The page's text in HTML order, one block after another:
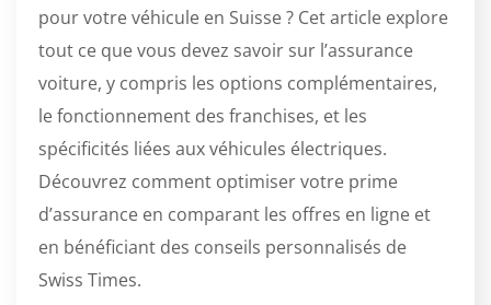
pour votre véhicule en Suisse ? Cet article explore
tout ce que vous devez savoir sur l’assurance
voiture, y compris les options complémentaires,
le fonctionnement des franchises, et les
spécificités liées aux véhicules électriques.
Découvrez comment optimiser votre prime
d’assurance en comparant les offres en ligne et
en bénéficiant des conseils personnalisés de
Swiss Times.